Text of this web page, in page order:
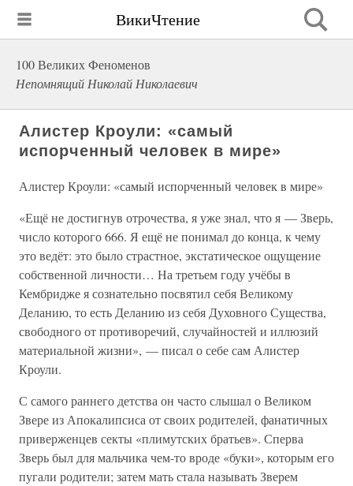
ВикиЧтение
100 Великих Феноменов
Непомнящий Николай Николаевич
Алистер Кроули: «самый
испорченный человек в мире»
Алистер Кроули: «самый испорченный человек в мире»
«Ещё не достигнув отрочества, я уже знал, что я — Зверь,
число которого 666. Я ещё не понимал до конца, к чему
это ведёт: это было страстное, экстатическое ощущение
собственной личности… На третьем году учёбы в
Кембридже я сознательно посвятил себя Великому
Деланию, то есть Деланию из себя Духовного Существа,
свободного от противоречий, случайностей и иллюзий
материальной жизни», — писал о себе сам Алистер
Кроули.
С самого раннего детства он часто слышал о Великом
Звере из Апокалипсиса от своих родителей, фанатичных
приверженцев секты «плимутских братьев». Сперва
Зверь был для мальчика чем-то вроде «буки», которым его
пугали родители; затем мать стала называть Зверем